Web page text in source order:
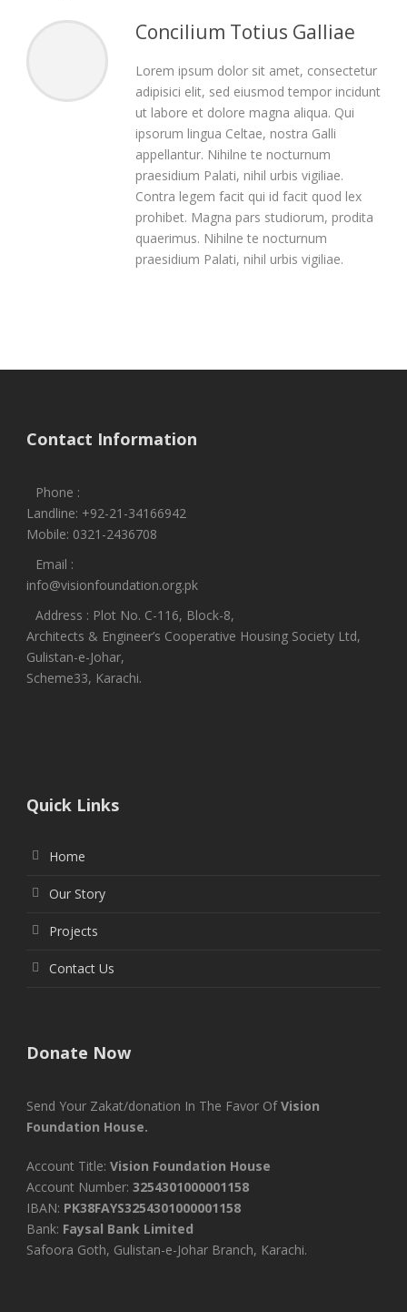
Concilium Totius Galliae
Lorem ipsum dolor sit amet, consectetur
adipisici elit, sed eiusmod tempor incidunt
ut labore et dolore magna aliqua. Qui
ipsorum lingua Celtae, nostra Galli
appellantur. Nihilne te nocturnum
praesidium Palati, nihil urbis vigiliae.
Contra legem facit qui id facit quod lex
prohibet. Magna pars studiorum, prodita
quaerimus. Nihilne te nocturnum
praesidium Palati, nihil urbis vigiliae.
Contact Information
Phone :
Landline: +92-21-34166942
Mobile: 0321-2436708
Email :
info@visionfoundation.org.pk
Address : Plot No. C-116, Block-8,
Architects & Engineer’s Cooperative Housing Society Ltd,
Gulistan-e-Johar,
Scheme33, Karachi.
Quick Links
Home
Our Story
Projects
Contact Us
Donate Now
Send Your Zakat/donation In The Favor OfVision
Foundation House.
Account Title: Vision Foundation House
Account Number: 3254301000001158
IBAN: PK38FAYS3254301000001158
Bank: Faysal Bank Limited
Safoora Goth, Gulistan-e-Johar Branch, Karachi.